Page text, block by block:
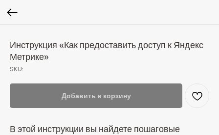
Инструкция «Как предоставить доступ к Яндекс
Метрике»
SKU:
Добавить в корзину
В этой инструкции вы найдете пошаговые